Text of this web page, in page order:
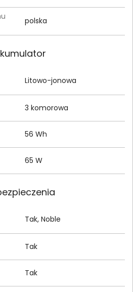
polska
Litowo-jonowa
3 komorowa
56 Wh
65 W
Tak, Noble
Tak
Tak